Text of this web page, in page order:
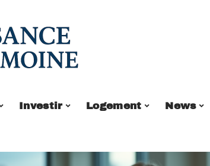
Investir Logement News